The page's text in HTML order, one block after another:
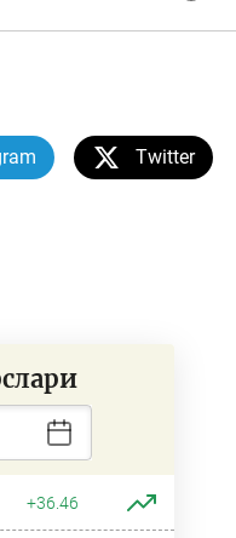
Twitter
+36.46